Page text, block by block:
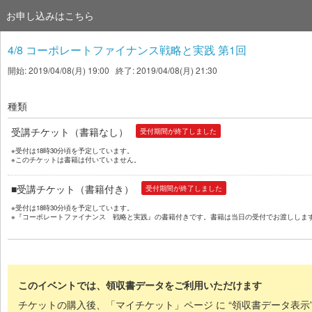
お申し込みはこちら
4/8 コーポレートファイナンス戦略と実践 第1回
開始: 2019/04/08(月) 19:00 終了: 2019/04/08(月) 21:30
種類
受講チケット（書籍なし）
受付期間が終了しました
※受付は18時30分頃を予定しています。
※このチケットは書籍は付いていません。
■受講チケット（書籍付き）
受付期間が終了しました
※受付は18時30分頃を予定しています。
※『コーポレートファイナンス 戦略と実践』の書籍付きです。書籍は当日の受付でお渡ししま
このイベントでは、領収書データをご利用いただけます
チケットの購入後、「マイチケット」ページ に “領収書データ表